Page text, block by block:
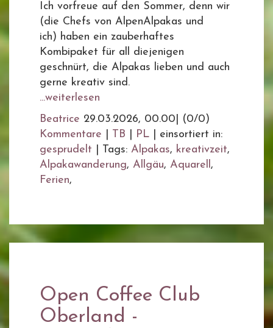
Ich vorfreue auf den Sommer, denn wir
(die Chefs von AlpenAlpakas und
ich) haben ein zauberhaftes
Kombipaket für all diejenigen
geschnürt, die Alpakas lieben und auch
gerne kreativ sind.
...weiterlesen
Beatrice 29.03.2026, 00.00
(0/0)
Kommentare
TB PL
einsortiert in:
gesprudelt
Tags: Alpakas, kreativzeit,
Alpakawanderung, Allgäu, Aquarell,
Ferien,
Open Coffee Club
Oberland -